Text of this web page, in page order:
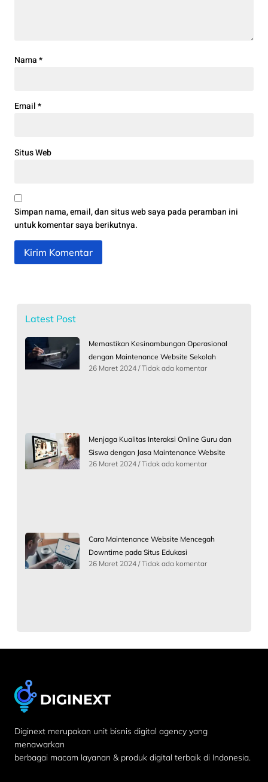
Nama*
Email*
Situs Web
Simpan nama, email, dan situs web saya pada peramban ini
untuk komentar saya berikutnya.
Latest Post
Memastikan Kesinambungan Operasional
dengan Maintenance Website Sekolah
26 Maret 2024 Tidak ada komentar
Menjaga Kualitas Interaksi Online Guru dan
Siswa dengan Jasa Maintenance Website
26 Maret 2024 Tidak ada komentar
Cara Maintenance Website Mencegah
Downtime pada Situs Edukasi
26 Maret 2024 Tidak ada komentar
Diginext merupakan unit bisnis digital agency yang
menawarkan
berbagai macam layanan & produk digital terbaik di Indonesia.